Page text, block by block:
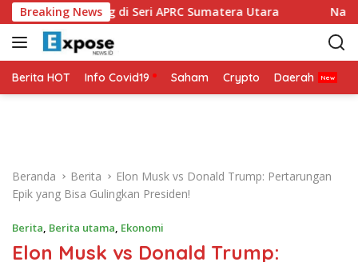
a
g
u
Breaking News
Bertarung di Seri APRC Sumatera Utara Napoli
Berita HOT Info Covid19 Saham Crypto Daerah
Beranda Berita
Elon Musk vs Donald Trump: Pertarungan
Epik yang Bisa Gulingkan Presiden!
Berita, Berita utama, Ekonomi
Elon Musk vs Donald Trump: